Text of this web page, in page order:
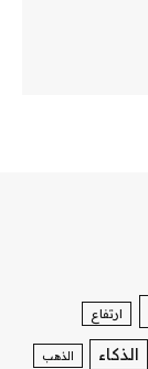
ارتفاع
الذكاء الذهب